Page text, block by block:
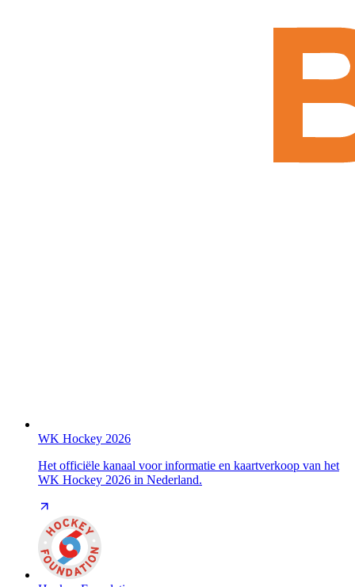
WK Hockey 2026
Het officiële kanaal voor informatie en kaartverkoop van het
WK Hockey 2026 in Nederland.